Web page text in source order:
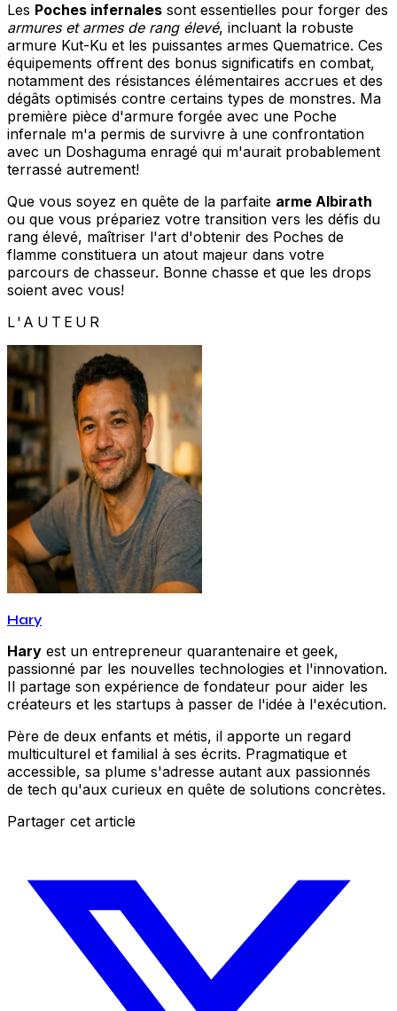
Les Poches infernales sont essentielles pour forger des
armures et armes de rang élevé, incluant la robuste
armure Kut-Ku et les puissantes armes Quematrice. Ces
équipements offrent des bonus significatifs en combat,
notamment des résistances élémentaires accrues et des
dégâts optimisés contre certains types de monstres. Ma
première pièce d'armure forgée avec une Poche
infernale m'a permis de survivre à une confrontation
avec un Doshaguma enragé qui m'aurait probablement
terrassé autrement!
Que vous soyez en quête de la parfaite arme Albirath
ou que vous prépariez votre transition vers les défis du
rang élevé, maîtriser l'art d'obtenir des Poches de
flamme constituera un atout majeur dans votre
parcours de chasseur. Bonne chasse et que les drops
soient avec vous!
L'AUTEUR
Hary
Hary est un entrepreneur quarantenaire et geek,
passionné par les nouvelles technologies et l'innovation.
Il partage son expérience de fondateur pour aider les
créateurs et les startups à passer de l'idée à l'exécution.
Père de deux enfants et métis, il apporte un regard
multiculturel et familial à ses écrits. Pragmatique et
accessible, sa plume s'adresse autant aux passionnés
de tech qu'aux curieux en quête de solutions concrètes.
Partager cet article